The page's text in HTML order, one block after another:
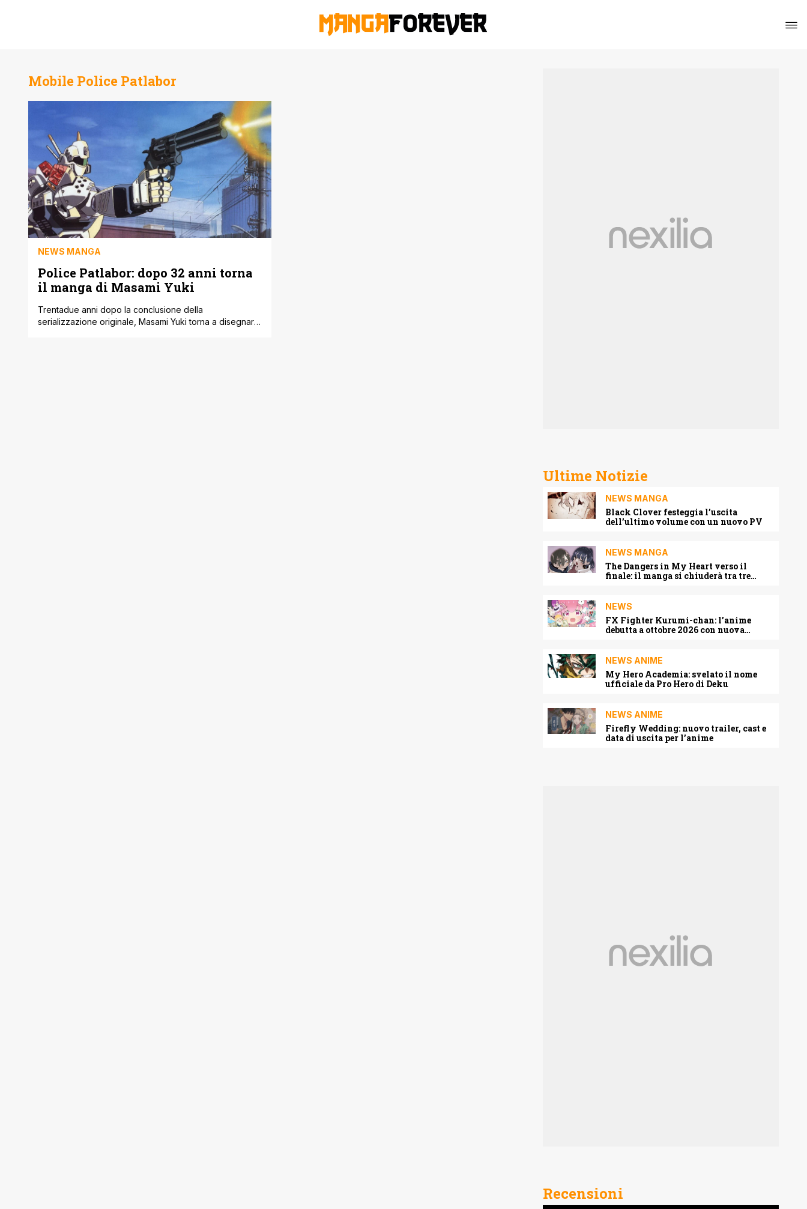
Mobile Police Patlabor
NEWS MANGA
Police Patlabor: dopo 32 anni torna
il manga di Masami Yuki
Trentadue anni dopo la conclusione della
serializzazione originale, Masami Yuki torna a disegnare
Ultime Notizie
NEWS MANGA
Black Clover festeggia l’uscita
dell’ultimo volume con un nuovo PV
NEWS MANGA
The Dangers in My Heart verso il
finale: il manga si chiuderà tra tre
NEWS
FX Fighter Kurumi-chan: l’anime
debutta a ottobre 2026 con nuova
NEWS ANIME
My Hero Academia: svelato il nome
ufficiale da Pro Hero di Deku
NEWS ANIME
Firefly Wedding: nuovo trailer, cast e
data di uscita per l’anime
Recensioni